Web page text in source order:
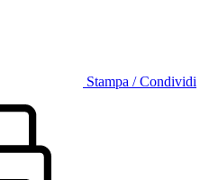
Stampa / Condividi